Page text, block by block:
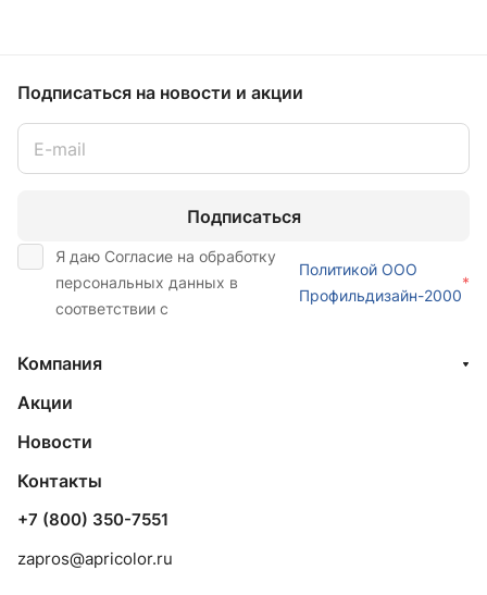
Подписаться на новости и акции
Подписаться
Я даю Согласие на обработку
персональных данных в
соответствии с
Политикой ООО
Профильдизайн-2000
*
Компания
Акции
Новости
Контакты
+7 (800) 350-7551
zapros@apricolor.ru